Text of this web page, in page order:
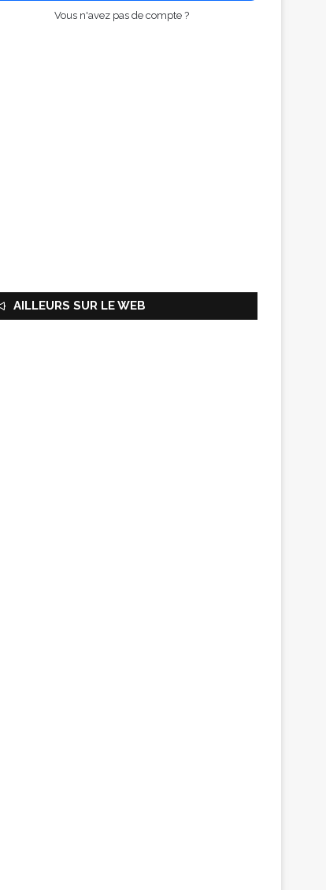
Vous n'avez pas de compte ?
AILLEURS SUR LE WEB